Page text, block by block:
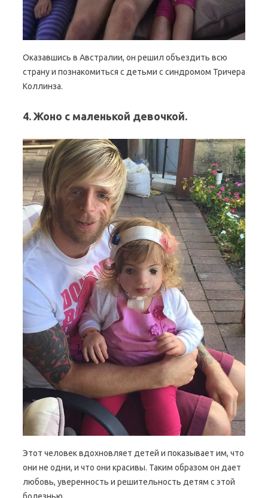
Оказавшись в Австралии, он решил объездить всю
страну и познакомиться с детьми с синдромом Тричера
Коллинза.
4. Жоно с маленькой девочкой.
Этот человек вдохновляет детей и показывает им, что
они не одни, и что они красивы. Таким образом он дает
любовь, уверенность и решительность детям с этой